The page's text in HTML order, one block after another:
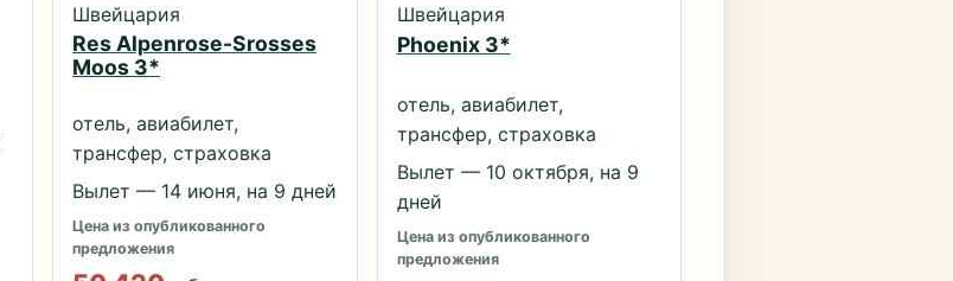
Швейцария
Res Alpenrose-Srosses
Moos 3*
отель, авиабилет,
трансфер, страховка
Вылет — 14 июня, на 9 дней
Цена из опубликованного
предложения
Швейцария
Phoenix 3*
отель, авиабилет,
трансфер, страховка
Вылет — 10 октября, на 9
дней
Цена из опубликованного
предложения